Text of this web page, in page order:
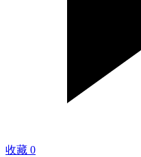
收藏 0